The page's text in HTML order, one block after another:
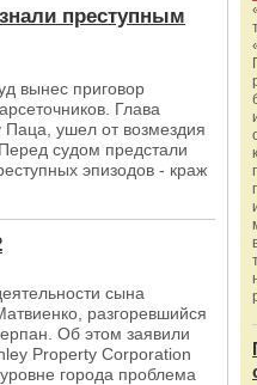
преступным
вынес приговор
Глава
Паца, ушел от возмездия
судом предстали
эпизодов - краж
сына
разгоревшийся
Об этом заявили
Property Corporation
города проблема